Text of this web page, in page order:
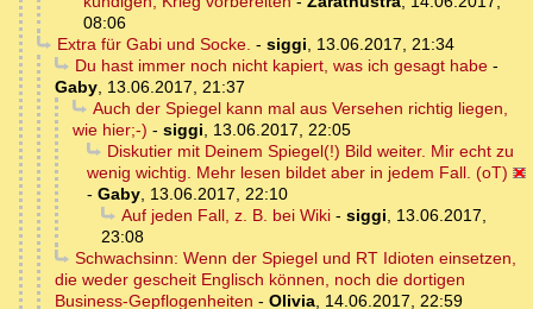
08:06
Extra für Gabi und Socke. - siggi, 13.06.2017, 21:34
Du hast immer noch nicht kapiert, was ich gesagt habe-
Gaby, 13.06.2017, 21:37
Auch der Spiegel kann mal aus Versehen richtig liegen,
wie hier;-) - siggi, 13.06.2017, 22:05
Diskutier mit Deinem Spiegel(!) Bild weiter. Mir echt zu
wenig wichtig. Mehr lesen bildet aber in jedem Fall. (oT)
- Gaby, 13.06.2017, 22:10
Auf jeden Fall, z. B. bei Wiki- siggi, 13.06.2017,
23:08
Schwachsinn: Wenn der Spiegel und RT Idioten einsetzen,
die weder gescheit Englisch können, noch die dortigen
Business-Gepflogenheiten - Olivia, 14.06.2017, 22:59